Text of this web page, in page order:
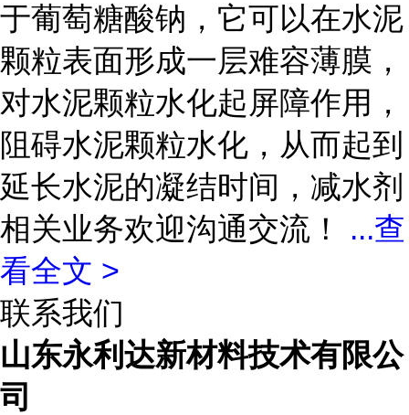
于葡萄糖酸钠，它可以在水泥
颗粒表面形成一层难容薄膜，
对水泥颗粒水化起屏障作用，
阻碍水泥颗粒水化，从而起到
延长水泥的凝结时间，减水剂
相关业务欢迎沟通交流！ ...查
看全文 >
联系我们
山东永利达新材料技术有限公
司